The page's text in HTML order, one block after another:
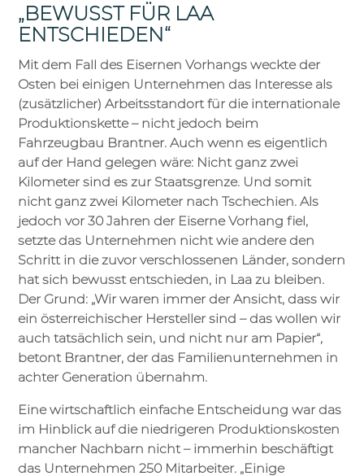
„BEWUSST FÜR LAA
ENTSCHIEDEN“
Mit dem Fall des Eisernen Vorhangs weckte der
Osten bei einigen Unternehmen das Interesse als
(zusätzlicher) Arbeitsstandort für die internationale
Produktionskette – nicht jedoch beim
Fahrzeugbau Brantner. Auch wenn es eigentlich
auf der Hand gelegen wäre: Nicht ganz zwei
Kilometer sind es zur Staatsgrenze. Und somit
nicht ganz zwei Kilometer nach Tschechien. Als
jedoch vor 30 Jahren der Eiserne Vorhang fiel,
setzte das Unternehmen nicht wie andere den
Schritt in die zuvor verschlossenen Länder, sondern
hat sich bewusst entschieden, in Laa zu bleiben.
Der Grund: „Wir waren immer der Ansicht, dass wir
ein österreichischer Hersteller sind – das wollen wir
auch tatsächlich sein, und nicht nur am Papier“,
betont Brantner, der das Familienunternehmen in
achter Generation übernahm.
Eine wirtschaftlich einfache Entscheidung war das
im Hinblick auf die niedrigeren Produktionskosten
mancher Nachbarn nicht – immerhin beschäftigt
das Unternehmen 250 Mitarbeiter. „Einige